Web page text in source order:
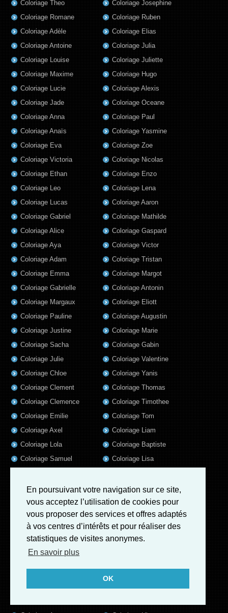
En poursuivant votre navigation sur ce site,
vous acceptez l’utilisation de cookies pour
vous proposer des services et offres adaptés
à vos centres d’intérêts et pour réaliser des
statistiques de visites anonymes.
En savoir plus
OK
Coloriage Theo
Coloriage Romane
Coloriage Adèle
Coloriage Antoine
Coloriage Louise
Coloriage Maxime
Coloriage Lucie
Coloriage Jade
Coloriage Anna
Coloriage Anaïs
Coloriage Eva
Coloriage Victoria
Coloriage Ethan
Coloriage Leo
Coloriage Lucas
Coloriage Gabriel
Coloriage Alice
Coloriage Aya
Coloriage Adam
Coloriage Emma
Coloriage Gabrielle
Coloriage Josephine
Coloriage Ruben
Coloriage Elias
Coloriage Julia
Coloriage Juliette
Coloriage Hugo
Coloriage Alexis
Coloriage Oceane
Coloriage Paul
Coloriage Yasmine
Coloriage Zoe
Coloriage Nicolas
Coloriage Enzo
Coloriage Lena
Coloriage Aaron
Coloriage Mathilde
Coloriage Gaspard
Coloriage Victor
Coloriage Tristan
Coloriage Margot
Coloriage Antonin
Coloriage Margaux
Coloriage Pauline
Coloriage Justine
Coloriage Sacha
Coloriage Julie
Coloriage Chloe
Coloriage Clement
Coloriage Clemence
Coloriage Emilie
Coloriage Axel
Coloriage Lola
Coloriage Samuel
Coloriage Jules
Coloriage Romain
Coloriage Elsa
Coloriage Mila
Coloriage Garance
Coloriage Victoire
Coloriage Marius
Coloriage Eliott
Coloriage Augustin
Coloriage Marie
Coloriage Gabin
Coloriage Valentine
Coloriage Yanis
Coloriage Thomas
Coloriage Timothee
Coloriage Tom
Coloriage Liam
Coloriage Baptiste
Coloriage Lisa
Coloriage Mathis
Coloriage Matthieu
Coloriage Luna
Coloriage Rose
Coloriage Jeanne
Coloriage Salome